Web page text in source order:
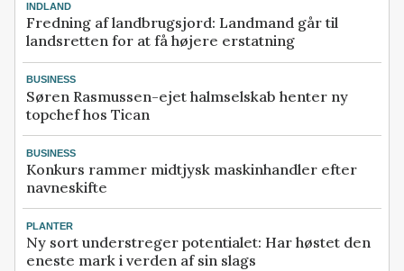
INDLAND
Fredning af landbrugsjord: Landmand går til
landsretten for at få højere erstatning
BUSINESS
Søren Rasmussen-ejet halmselskab henter ny
topchef hos Tican
BUSINESS
Konkurs rammer midtjysk maskinhandler efter
navneskifte
PLANTER
Ny sort understreger potentialet: Har høstet den
eneste mark i verden af sin slags